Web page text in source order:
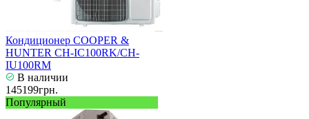
Кондиционер COOPER &
HUNTER CH-IC100RK/CH-
IU100RM
В наличии
145199грн.
Популярный